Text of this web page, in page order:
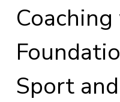
Sport